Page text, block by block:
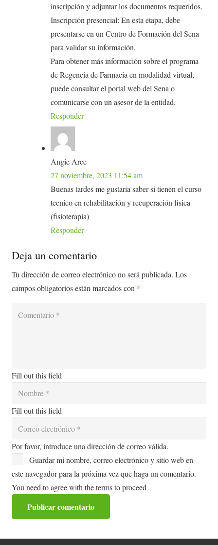
inscripción y adjuntar los documentos requeridos.
Inscripción presencial: En esta etapa, debe
presentarse en un Centro de Formación del Sena
para validar su información.
Para obtener más información sobre el programa
de Regencia de Farmacia en modalidad virtual,
puede consultar el portal web del Sena o
comunicarse con un asesor de la entidad.
Responder
Angie Arce
27 noviembre, 2023 11:54 am
Buenas tardes me gustaría saber si tienen el curso
tecnico en rehabilitación y recuperación fisica
(fisioterapia)
Responder
Deja un comentario
Tu dirección de correo electrónico no será publicada. Los
campos obligatorios están marcados con *
Fill out this field
Fill out this field
Por favor, introduce una dirección de correo válida.
Guardar mi nombre, correo electrónico y sitio web en
este navegador para la próxima vez que haga un comentario.
You need to agree with the terms to proceed
Publicar comentario